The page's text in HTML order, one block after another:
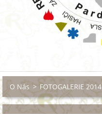
O Nás > FOTOGALERIE 2014